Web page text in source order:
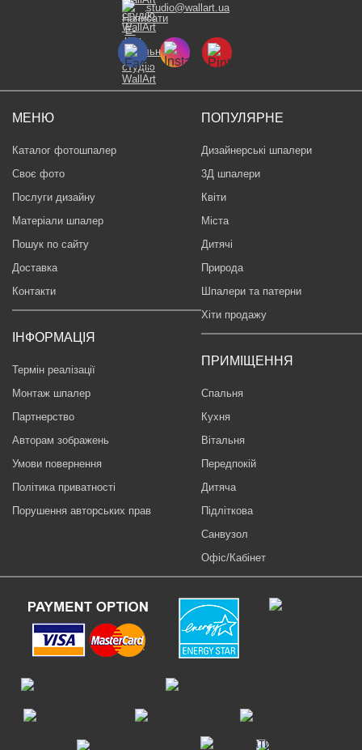
МЕНЮ
Каталог фотошпалер
Своє фото
Послуги дизайну
Матеріали шпалер
Пошук по сайту
Доставка
Контакти
ІНФОРМАЦІЯ
Термін реалізації
Монтаж шпалер
Партнерство
Авторам зображень
Умови повернення
Політика приватності
Порушення авторських прав
ПОПУЛЯРНЕ
Дизайнерські шпалери
3Д шпалери
Квіти
Міста
Дитячі
Природа
Шпалери та патерни
Хіти продажу
ПРИМІЩЕННЯ
Спальня
Кухня
Вітальня
Передпокій
Дитяча
Підліткова
Санвузол
Офіс/Кабінет
studio@wallart.ua